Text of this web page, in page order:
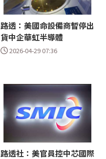
路透：美國命設備商暫停出
貨中企華虹半導體
2026-04-29 07:36
路透社：美官員控中芯國際